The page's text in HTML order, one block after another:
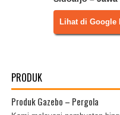
Lihat di Google
PRODUK
Produk Gazebo – Pergola